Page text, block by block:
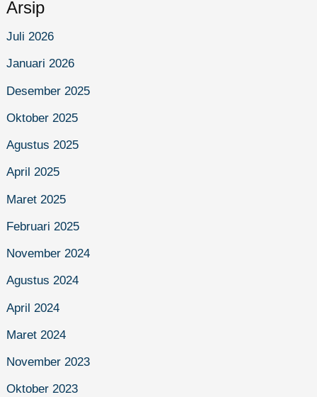
Arsip
Juli 2026
Januari 2026
Desember 2025
Oktober 2025
Agustus 2025
April 2025
Maret 2025
Februari 2025
November 2024
Agustus 2024
April 2024
Maret 2024
November 2023
Oktober 2023